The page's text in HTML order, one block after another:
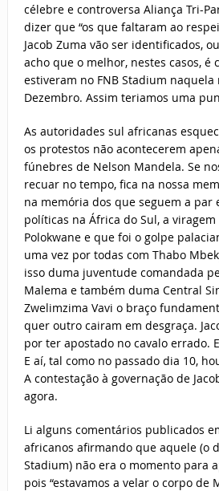
célebre e controversa Aliança Tri-
dizer que “os que faltaram ao
Jacob Zuma vão ser identificados,
acho que o melhor, nestes casos, é
estiveram no FNB Stadium naquela
Dezembro. Assim teriamos uma
As autoridades sul africanas
os protestos não acontecerem
fúnebres de Nelson Mandela. Se
recuar no tempo, fica na nossa
na memória dos que seguem a par
políticas na África do Sul, a
Polokwane e que foi o golpe
uma vez por todas com Thabo
isso duma juventude comandada
Malema e também duma Central
Zwelimzima Vavi o braço
quer outro cairam em desgraça.
por ter apostado no cavalo errado.
E aí, tal como no passado dia 10,
A contestação à governação de
agora.
Li alguns comentários publicados
africanos afirmando que aquele (o
Stadium) não era o momento para
pois “estavamos a velar o corpo de